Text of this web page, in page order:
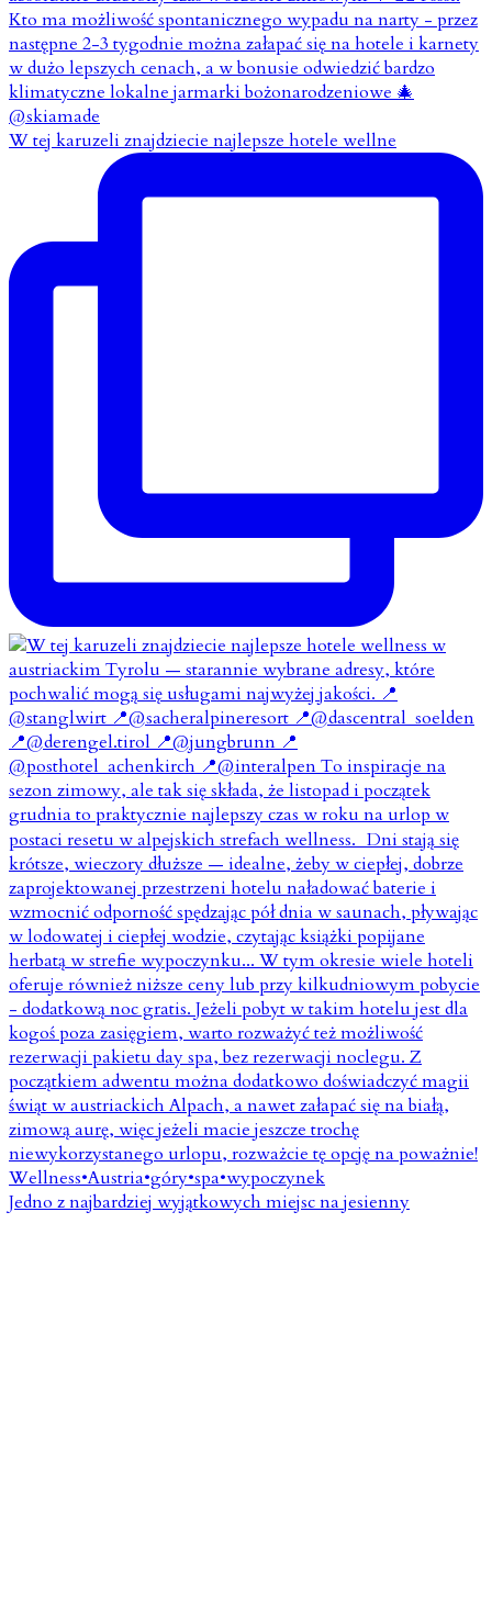
W tej karuzeli znajdziecie najlepsze hotele wellne
Jedno z najbardziej wyjątkowych miejsc na jesienny